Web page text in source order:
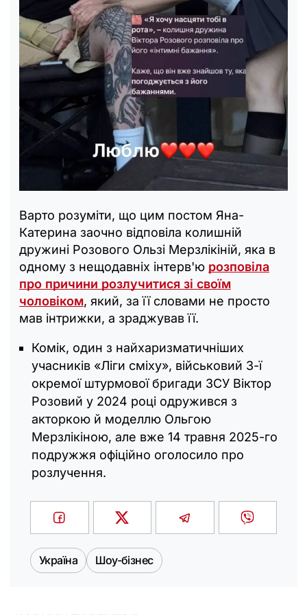
Варто розуміти, що цим постом Яна-
Катерина заочно відповіла колишній
дружині Розового Ользі Мерзлікіній, яка в
одному з нещодавніх інтерв'ю розповіла
про причини розлучитися зі своїм
чоловіком, який, за її словами не просто
мав інтрижки, а зраджував її.
Комік, один з найхаризматичніших
учасників «Ліги сміху», військовий 3-ї
окремої штурмової бригади ЗСУ Віктор
Розовий у 2024 році одружився з
акторкою й моделлю Ольгою
Мерзлікіною, але вже 14 травня 2025-го
подружжя офіційно оголосило про
розлучення.
Україна Шоу-бізнес